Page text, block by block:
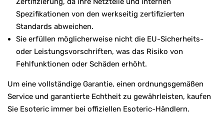
Spezifikationen von den werkseitig zertifizierten
Standards abweichen.
Sie erfüllen möglicherweise nicht die EU-Sicherheits-
oder Leistungsvorschriften, was das Risiko von
Fehlfunktionen oder Schäden erhöht.
Um eine vollständige Garantie, einen ordnungsgemäßen
Service und garantierte Echtheit zu gewährleisten, kaufen
Sie Esoteric immer bei offiziellen Esoteric-Händlern.